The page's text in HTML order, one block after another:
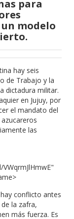
para
modelo
hay seis
de Trabajo y la
dictadura militar.
en Jujuy, por
el mandato del
las
conflicto antes
la zafra,
más fuerza. Es